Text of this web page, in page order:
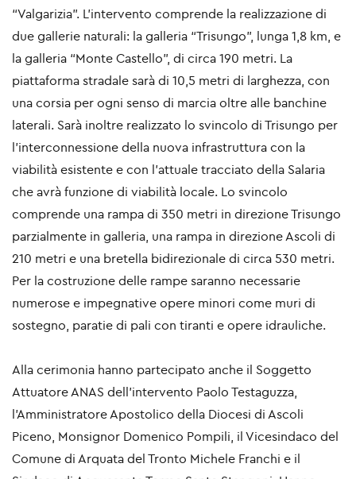
“Valgarizia”. L’intervento comprende la realizzazione di
due gallerie naturali: la galleria “Trisungo”, lunga 1,8 km, e
la galleria “Monte Castello”, di circa 190 metri. La
piattaforma stradale sarà di 10,5 metri di larghezza, con
una corsia per ogni senso di marcia oltre alle banchine
laterali. Sarà inoltre realizzato lo svincolo di Trisungo per
l’interconnessione della nuova infrastruttura con la
viabilità esistente e con l’attuale tracciato della Salaria
che avrà funzione di viabilità locale. Lo svincolo
comprende una rampa di 350 metri in direzione Trisungo
parzialmente in galleria, una rampa in direzione Ascoli di
210 metri e una bretella bidirezionale di circa 530 metri.
Per la costruzione delle rampe saranno necessarie
numerose e impegnative opere minori come muri di
sostegno, paratie di pali con tiranti e opere idrauliche.
Alla cerimonia hanno partecipato anche il Soggetto
Attuatore ANAS dell’intervento Paolo Testaguzza,
l’Amministratore Apostolico della Diocesi di Ascoli
Piceno, Monsignor Domenico Pompili, il Vicesindaco del
Comune di Arquata del Tronto Michele Franchi e il